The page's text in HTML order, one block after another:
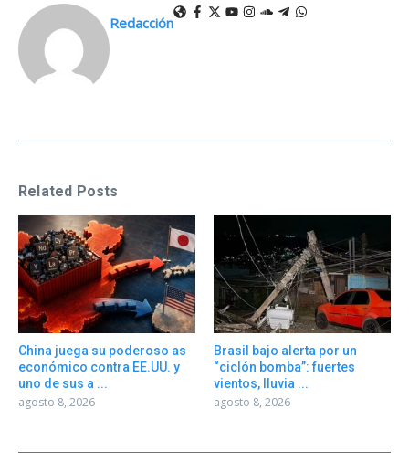
Redacción
Related Posts
China juega su poderoso as
económico contra EE.UU. y
uno de sus a ...
agosto 8, 2026
Brasil bajo alerta por un
“ciclón bomba”: fuertes
vientos, lluvia ...
agosto 8, 2026